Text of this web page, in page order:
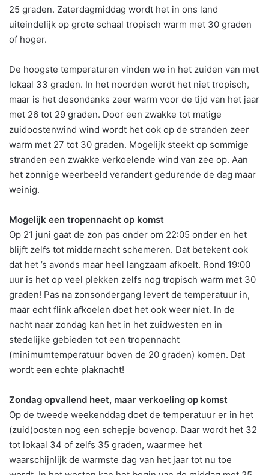
25 graden. Zaterdagmiddag wordt het in ons land
uiteindelijk op grote schaal tropisch warm met 30 graden
of hoger.
De hoogste temperaturen vinden we in het zuiden van met
lokaal 33 graden. In het noorden wordt het niet tropisch,
maar is het desondanks zeer warm voor de tijd van het jaar
met 26 tot 29 graden. Door een zwakke tot matige
zuidoostenwind wind wordt het ook op de stranden zeer
warm met 27 tot 30 graden. Mogelijk steekt op sommige
stranden een zwakke verkoelende wind van zee op. Aan
het zonnige weerbeeld verandert gedurende de dag maar
weinig.
Mogelijk een tropennacht op komst
Op 21 juni gaat de zon pas onder om 22:05 onder en het
blijft zelfs tot middernacht schemeren. Dat betekent ook
dat het ’s avonds maar heel langzaam afkoelt. Rond 19:00
uur is het op veel plekken zelfs nog tropisch warm met 30
graden! Pas na zonsondergang levert de temperatuur in,
maar echt flink afkoelen doet het ook weer niet. In de
nacht naar zondag kan het in het zuidwesten en in
stedelijke gebieden tot een tropennacht
(minimumtemperatuur boven de 20 graden) komen. Dat
wordt een echte plaknacht!
Zondag opvallend heet, maar verkoeling op komst
Op de tweede weekenddag doet de temperatuur er in het
(zuid)oosten nog een schepje bovenop. Daar wordt het 32
tot lokaal 34 of zelfs 35 graden, waarmee het
waarschijnlijk de warmste dag van het jaar tot nu toe